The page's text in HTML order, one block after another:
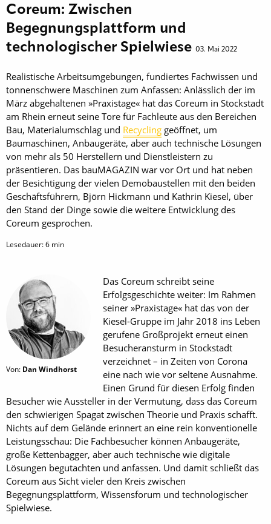
Coreum: Zwischen
Begegnungsplattform und
technologischer Spielwiese 03. Mai 2022
Realistische Arbeitsumgebungen, fundiertes Fachwissen und
tonnenschwere Maschinen zum Anfassen: Anlässlich der im
März abgehaltenen »Praxistage« hat das Coreum in Stockstadt
am Rhein erneut seine Tore für Fachleute aus den Bereichen
Bau, Materialumschlag und Recycling geöffnet, um
Baumaschinen, Anbaugeräte, aber auch technische Lösungen
von mehr als 50 Herstellern und Dienstleistern zu
präsentieren. Das bauMAGAZIN war vor Ort und hat neben
der Besichtigung der vielen Demobaustellen mit den beiden
Geschäftsführern, Björn Hickmann und Kathrin Kiesel, über
den Stand der Dinge sowie die weitere Entwicklung des
Coreum gesprochen.
Lesedauer:6 min
Von: Dan Windhorst
Das Coreum schreibt seine
Erfolgsgeschichte weiter: Im Rahmen
seiner »Praxistage« hat das von der
Kiesel-Gruppe im Jahr 2018 ins Leben
gerufene Großprojekt erneut einen
Besucheransturm in Stockstadt
verzeichnet – in Zeiten von Corona
eine nach wie vor seltene Ausnahme.
Einen Grund für diesen Erfolg finden
Besucher wie Aussteller in der Vermutung, dass das Coreum
den schwierigen Spagat zwischen Theorie und Praxis schafft.
Nichts auf dem Gelände erinnert an eine rein konventionelle
Leistungsschau: Die Fachbesucher können Anbaugeräte,
große Kettenbagger, aber auch technische wie digitale
Lösungen begutachten und anfassen. Und damit schließt das
Coreum aus Sicht vieler den Kreis zwischen
Begegnungsplattform, Wissensforum und technologischer
Spielwiese.